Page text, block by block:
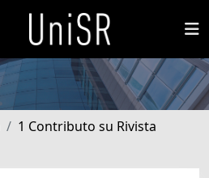
1 Contributo su Rivista